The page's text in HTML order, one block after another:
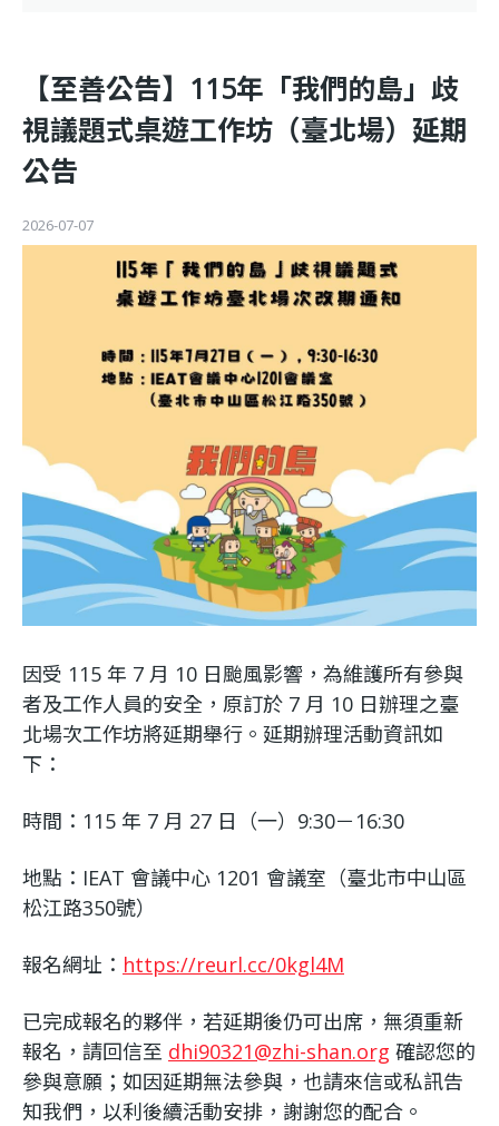
金
會
【至善公告】115年「我們的島」歧
視議題式桌遊工作坊（臺北場）延期
公告
2026-07-07
因受 115 年 7 月 10 日颱風影響，為維護所有參與
者及工作人員的安全，原訂於 7 月 10 日辦理之臺
北場次工作坊將延期舉行。延期辦理活動資訊如
下：
時間：115 年 7 月 27 日（一）9:30－16:30
地點：IEAT 會議中心 1201 會議室（臺北市中山區
松江路350號）
報名網址： https://reurl.cc/0kgl4M
已完成報名的夥伴，若延期後仍可出席，無須重新
報名，請回信至 dhi90321@zhi-shan.org 確認您的
參與意願；如因延期無法參與，也請來信或私訊告
知我們，以利後續活動安排，謝謝您的配合。